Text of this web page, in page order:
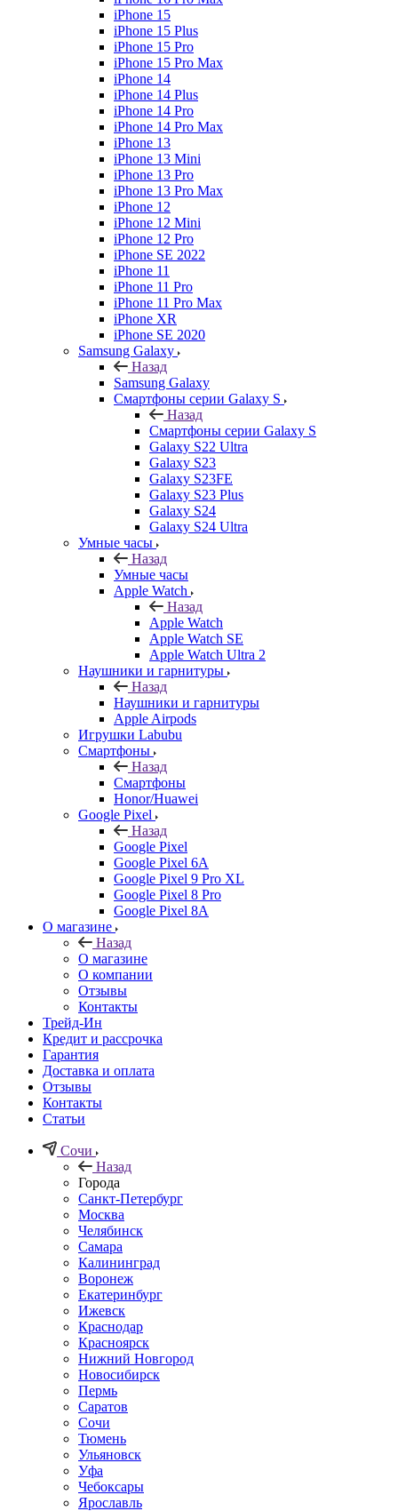
iPhone 15
iPhone 15 Plus
iPhone 15 Pro
iPhone 15 Pro Max
iPhone 14
iPhone 14 Plus
iPhone 14 Pro
iPhone 14 Pro Max
iPhone 13
iPhone 13 Mini
iPhone 13 Pro
iPhone 13 Pro Max
iPhone 12
iPhone 12 Mini
iPhone 12 Pro
iPhone SE 2022
iPhone 11
iPhone 11 Pro
iPhone 11 Pro Max
iPhone XR
iPhone SE 2020
Samsung Galaxy
Назад
Samsung Galaxy
Смартфоны серии Galaxy S
Назад
Смартфоны серии Galaxy S
Galaxy S22 Ultra
Galaxy S23
Galaxy S23FE
Galaxy S23 Plus
Galaxy S24
Galaxy S24 Ultra
Умные часы
Назад
Умные часы
Apple Watch
Назад
Apple Watch
Apple Watch SE
Apple Watch Ultra 2
Наушники и гарнитуры
Назад
Наушники и гарнитуры
Apple Airpods
Игрушки Labubu
Смартфоны
Назад
Смартфоны
Honor/Huawei
Google Pixel
Назад
Google Pixel
Google Pixel 6A
Google Pixel 9 Pro XL
Google Pixel 8 Pro
Google Pixel 8A
О магазине
Назад
О магазине
О компании
Отзывы
Контакты
Трейд-Ин
Кредит и рассрочка
Гарантия
Доставка и оплата
Отзывы
Контакты
Статьи
Сочи
Назад
Города
Санкт-Петербург
Москва
Челябинск
Самара
Калининград
Воронеж
Екатеринбург
Ижевск
Краснодар
Красноярск
Нижний Новгород
Новосибирск
Пермь
Саратов
Сочи
Тюмень
Ульяновск
Уфа
Чебоксары
Ярославль